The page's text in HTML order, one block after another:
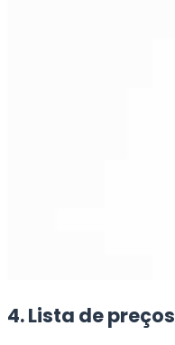
4. Lista de preços